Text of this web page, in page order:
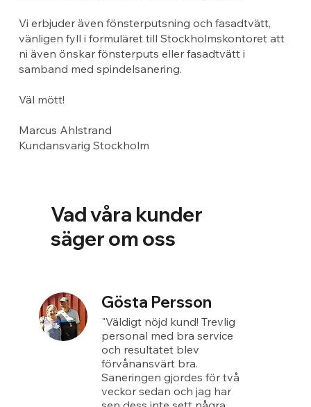
Vi erbjuder även fönsterputsning och fasadtvätt,
vänligen fyll i formuläret till Stockholmskontoret att
ni även önskar fönsterputs eller fasadtvätt i
samband med spindelsanering.
Väl mött!
Marcus Ahlstrand
Kundansvarig Stockholm
Vad våra kunder
säger om oss
Gösta Persson
"Väldigt nöjd kund! Trevlig
personal med bra service
och resultatet blev
förvånansvärt bra.
Saneringen gjordes för två
veckor sedan och jag har